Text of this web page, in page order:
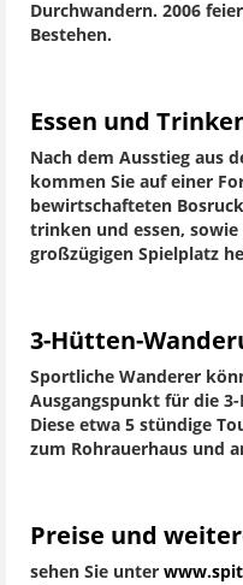
Durchwandern. 2006
Bestehen.
Essen und
Nach dem Ausstieg aus
kommen Sie auf einer
bewirtschafteten
trinken und essen,
großzügigen Spielplatz
3-Hütten-
Sportliche Wanderer
Ausgangspunkt für die
Diese etwa 5 stündige
zum Rohrauerhaus und
Preise und
sehen Sie unter